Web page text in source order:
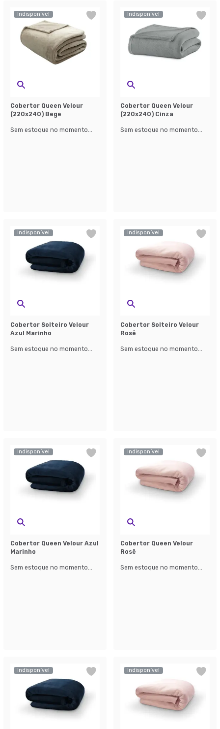
Indisponível
Cobertor Queen Velour
(220x240) Bege
Sem estoque no momento...
Indisponível
Cobertor Queen Velour
(220x240) Cinza
Sem estoque no momento...
Indisponível
Cobertor Solteiro Velour
Azul Marinho
Sem estoque no momento...
Indisponível
Cobertor Solteiro Velour
Rosê
Sem estoque no momento...
Indisponível
Cobertor Queen Velour Azul
Marinho
Sem estoque no momento...
Indisponível
Cobertor Queen Velour
Rosê
Sem estoque no momento...
Indisponível Indisponível